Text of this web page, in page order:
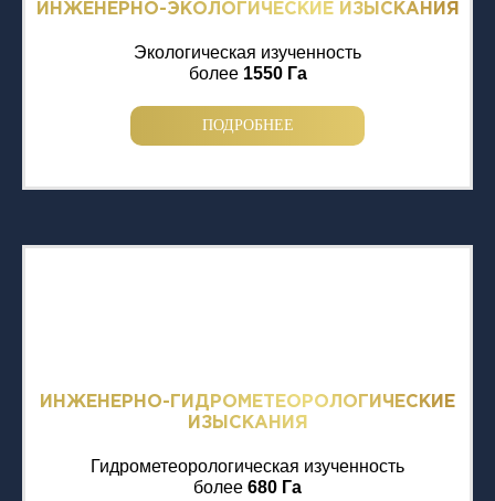
ИНЖЕНЕРНО-ЭКОЛОГИЧЕСКИЕ ИЗЫСКАНИЯ
Экологическая изученность
более 1550 Га
ПОДРОБНЕЕ
ИНЖЕНЕРНО-ГИДРОМЕТЕОРОЛОГИЧЕСКИЕ
ИЗЫСКАНИЯ
Гидрометеорологическая изученность
более 680 Га